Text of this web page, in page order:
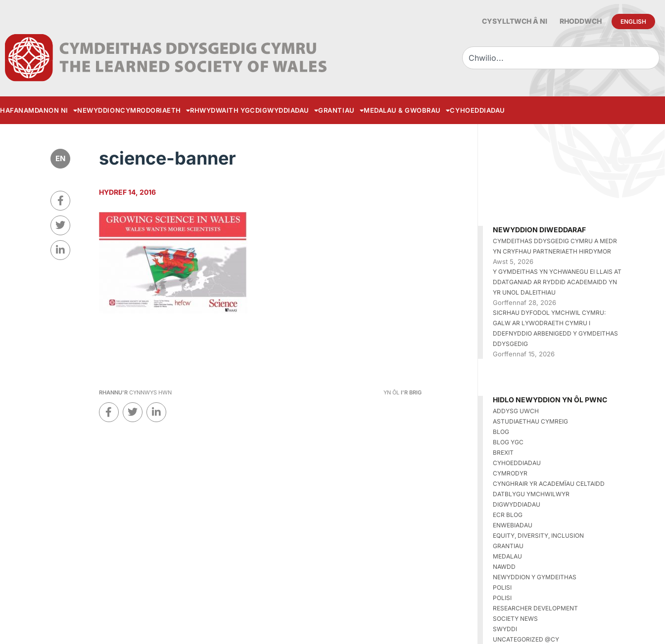
CYSYLLTWCH Â NI RHODDWCH ENGLISH
HAFANAMDANON NI NEWYDDIONCYMRODORIAETH RHWYDWAITH YGCDIGWYDDIADAU GRANTIAU MEDALAU & GWOBRAU CYHOEDDIADAU
EN science-banner
HYDREF 14, 2016
RHANNU'RCYNNWYS HWN YN ÔL I'R BRIG
NEWYDDION DIWEDDARAF
CYMDEITHAS DDYSGEDIG CYMRU A MEDR
YN CRYFHAU PARTNERIAETH HIRDYMOR
Awst 5, 2026
Y GYMDEITHAS YN YCHWANEGU EI LLAIS AT
DDATGANIAD AR RYDDID ACADEMAIDD YN
YR UNOL DALEITHIAU
Gorffennaf 28, 2026
SICRHAU DYFODOL YMCHWIL CYMRU:
GALW AR LYWODRAETH CYMRU I
DDEFNYDDIO ARBENIGEDD Y GYMDEITHAS
DDYSGEDIG
Gorffennaf 15, 2026
HIDLO NEWYDDION YN ÔL PWNC
ADDYSG UWCH
ASTUDIAETHAU CYMREIG
BLOG
BLOG YGC
BREXIT
CYHOEDDIADAU
CYMRODYR
CYNGHRAIR YR ACADEMÏAU CELTAIDD
DATBLYGU YMCHWILWYR
DIGWYDDIADAU
ECR BLOG
ENWEBIADAU
EQUITY, DIVERSITY, INCLUSION
GRANTIAU
MEDALAU
NAWDD
NEWYDDION Y GYMDEITHAS
POLISI
POLISI
RESEARCHER DEVELOPMENT
SOCIETY NEWS
SWYDDI
UNCATEGORIZED @CY